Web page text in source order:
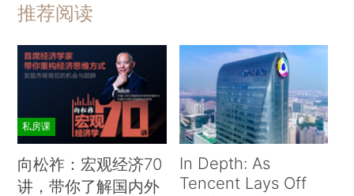
推荐阅读
私房课
向松祚：宏观经济70
讲，带你了解国内外
In Depth: As
Tencent Lays Off